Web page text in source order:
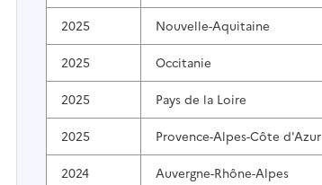
2025 Nouvelle-Aquitaine
2025 Occitanie
2025 Pays de la Loire
2025 Provence-Alpes-Côte d'Azur
2024 Auvergne-Rhône-Alpes